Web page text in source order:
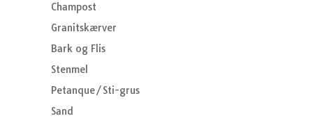
Champost
Granitskærver
Bark og Flis
Stenmel
Petanque/Sti-grus
Sand